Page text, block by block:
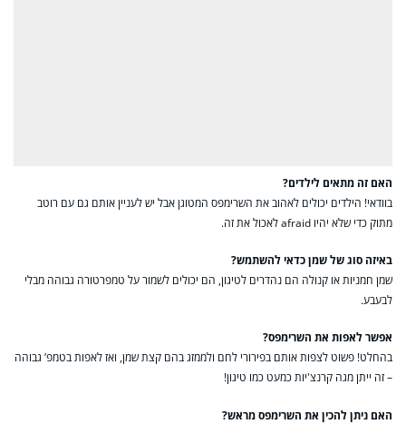
האם זה מתאים לילדים?
בוודאי! הילדים יכולים לאהוב את השרימפס המטוגן אבל יש לעניין אותם גם עם רוטב
מתוק כדי שלא יהיו afraid לאכול את זה.
באיזה סוג של שמן כדאי להשתמש?
שמן חמניות או קנולה הם נהדרים לטיגון, הם יכולים לשמור על טמפרטורה גבוהה מבלי
לבעבע.
אפשר לאפות את השרימפס?
בהחלט! פשוט לצפות אותם בפירורי לחם ולממזג בהם קצת שמן, ואז לאפות בטמפ’ גבוהה
– זה ייתן מגה קרנצ'יות כמעט כמו טיגון!
האם ניתן להכין את השרימפס מראש?